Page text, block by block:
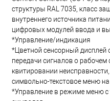
структуры RAL 7035, класс
внутреннего источника
цифровых модулей ввода и
*Управление/индикация
*Цветной сенсорный
передачи сигналов о
квитировании
символьно-текстовое меню
*Управление в режиме меню